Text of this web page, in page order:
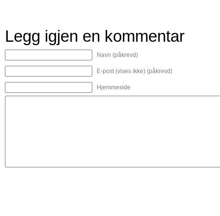
Legg igjen en kommentar
Navn (påkrevd)
E-post (vises ikke) (påkrevd)
Hjemmeside